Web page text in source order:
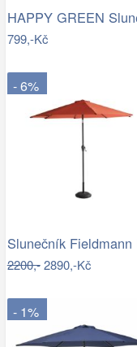
799,-Kč
- 6%
2200,-2890,-Kč
- 1%